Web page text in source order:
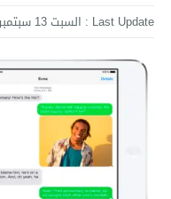
Last Update : السبت 13 سبتمبر 2014 - 12:37 مساءً